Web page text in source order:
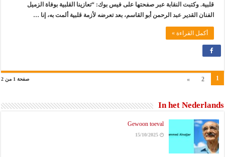
قلبية. وكتبت النقابة عبر صفحتها على فيس بوك: “تعازينا القلبية بوفاة الزميل
الفنان القدير عبد الرحمن أبو القاسم، بعد تعرضه لأزمة قلبية ألمت به، إنا …
أكمل القراءة »
صفحة 1 من 2 1
2
»
In het Nederlands
Gewoon toeval
15/10/2025